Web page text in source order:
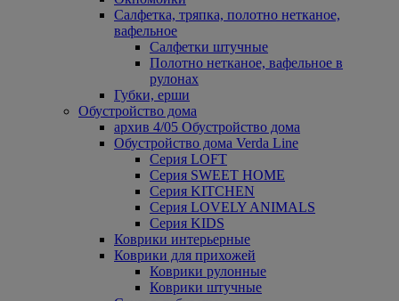
Салфетка, тряпка, полотно нетканое,
вафельное
Салфетки штучные
Полотно нетканое, вафельное в
рулонах
Губки, ерши
Обустройство дома
архив 4/05 Обустройство дома
Обустройство дома Verda Line
Серия LOFT
Серия SWEET HOME
Серия KITCHEN
Серия LOVELY ANIMALS
Серия KIDS
Коврики интерьерные
Коврики для прихожей
Коврики рулонные
Коврики штучные